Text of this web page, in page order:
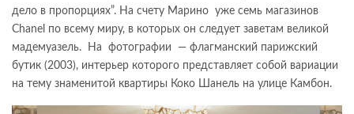
дело в пропорциях”. На счету Марино уже семь магазинов
Chanel по всему миру, в которых он следует заветам великой
мадемуазель. На фотографии — флагманский парижский
бутик (2003), интерьер которого представляет собой вариации
на тему знаменитой квартиры Коко Шанель на улице Камбон.